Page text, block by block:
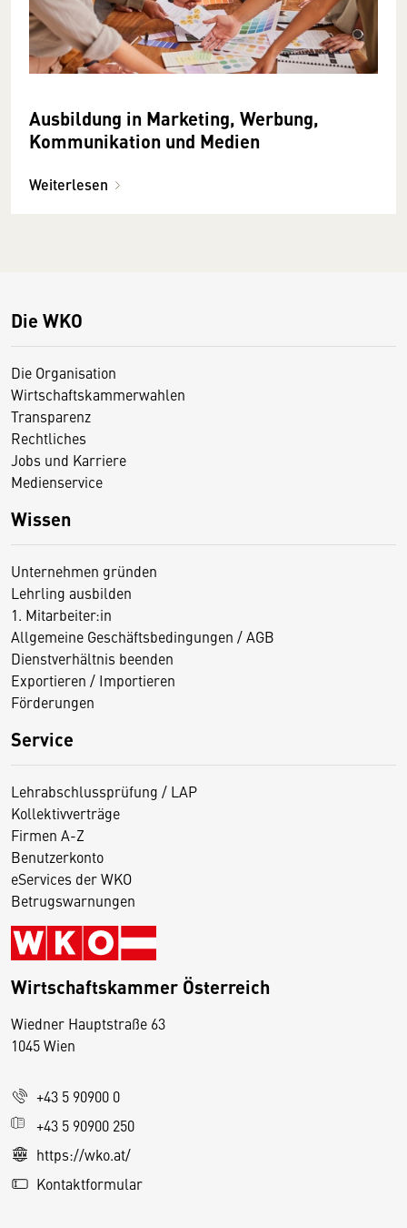
Ausbildung in Marketing, Werbung,
Kommunikation und Medien
Weiterlesen
Die WKO
Die Organisation
Wirtschaftskammerwahlen
Transparenz
Rechtliches
Jobs und Karriere
Medienservice
Wissen
Unternehmen gründen
Lehrling ausbilden
1. Mitarbeiter:in
Allgemeine Geschäftsbedingungen / AGB
Dienstverhältnis beenden
Exportieren / Importieren
Förderungen
Service
Lehrabschlussprüfung / LAP
Kollektivverträge
Firmen A-Z
Benutzerkonto
eServices der WKO
Betrugswarnungen
Wirtschaftskammer Österreich
Wiedner Hauptstraße 63
1045 Wien
+43 5 90900 0
+43 5 90900 250
https://wko.at/
Kontaktformular
D
s
e
S
e